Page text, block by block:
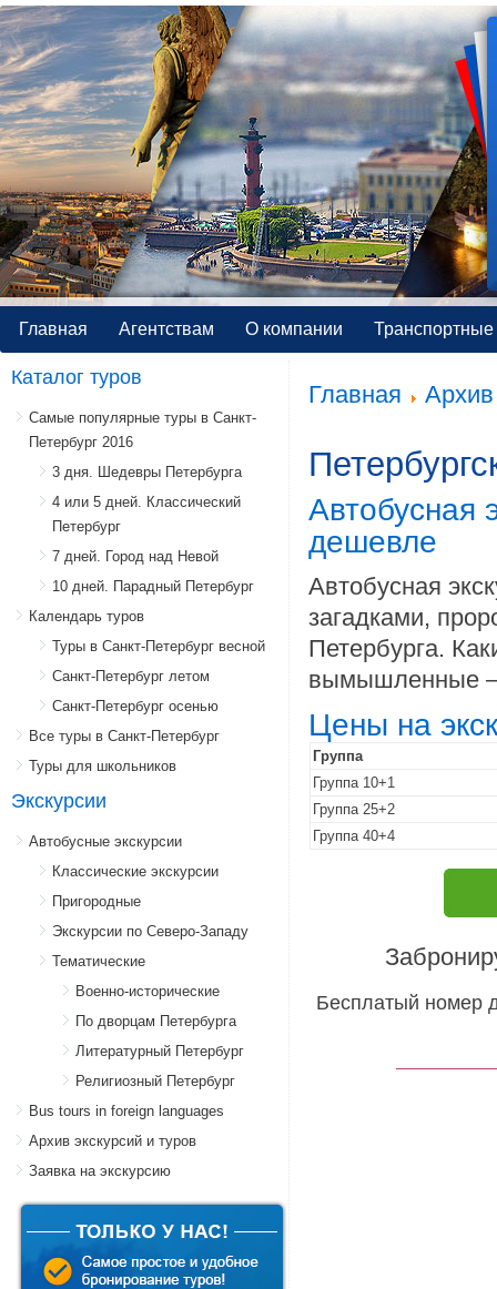
Главная Агентствам О компании Транспортные
Каталог туров
Самые популярные туры в Санкт-
Петербург 2016
3 дня. Шедевры Петербурга
4 или 5 дней. Классический
Петербург
7 дней. Город над Невой
10 дней. Парадный Петербург
Календарь туров
Туры в Санкт-Петербург весной
Санкт-Петербург летом
Санкт-Петербург осенью
Все туры в Санкт-Петербург
Туры для школьников
Экскурсии
Автобусные экскурсии
Классические экскурсии
Пригородные
Экскурсии по Северо-Западу
Тематические
Военно-исторические
По дворцам Петербурга
Литературный Петербург
Религиозный Петербург
Bus tours in foreign languages
Архив экскурсий и туров
Заявка на экскурсию
Главная Архив
Автобусная
дешевле
Автобусная
загадками,
Петербурга.
вымышленные —
Цены на
Группа
Группа 10+1
Группа 25+2
Группа 40+4
Бесплатый номер